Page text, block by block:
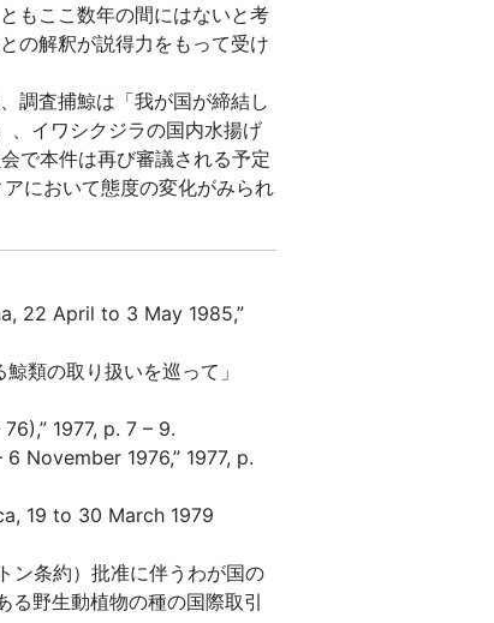
もここ数年の間にはないと考
の解釈が説得力をもって受け
調査捕鯨は「我が国が締結し
、イワシクジラの国内水揚げ
で本件は再び審議される予定
において態度の変化がみられ
22 April to 3 May 1985,”
類の取り扱いを巡って」
1977, p. 7 – 9.
November 1976,” 1977, p.
19 to 30 March 1979
ン条約）批准に伴うわが国の
野生動植物の種の国際取引